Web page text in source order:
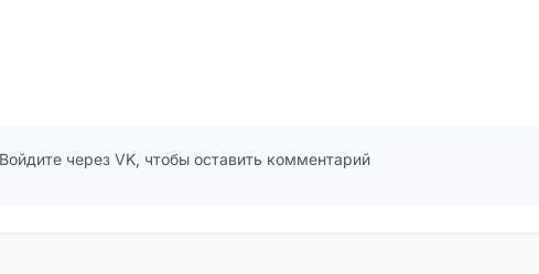
Войдите через VK, чтобы оставить комментарий